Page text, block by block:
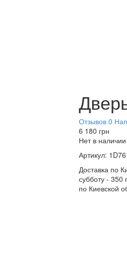
Отзывов 0
6 180 грн
Нет в наличии
Артикул:
Доставка по
субботу - 350
по Киевской